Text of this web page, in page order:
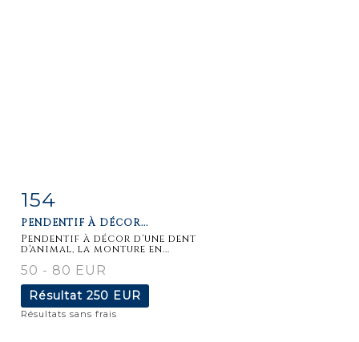
détaillée
154
PENDENTIF À DÉCOR...
Pendentif à décor d'une dent
d'animal, la monture en...
50 - 80 EUR
Résultat 250 EUR
Résultats sans frais